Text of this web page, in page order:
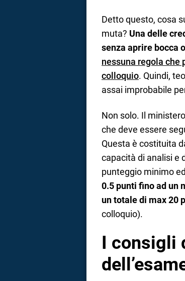
Detto questo, cosa
muta? Una delle
senza aprire bocca
nessuna regola che
colloquio. Quindi,
assai improbabile
Non solo. Il
che deve essere
Questa è costituita
capacità di analisi e
punteggio minimo
0.5 punti fino ad un
un totale di max 20
colloquio).
I consigli